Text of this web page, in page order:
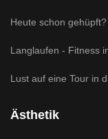
Heute schon gehüpft?
Langlaufen - Fitness
Lust auf eine Tour in
Ästhetik